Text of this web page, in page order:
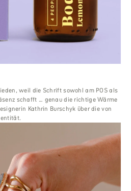
weil die Schrift sowohl am POS als
schafft … genau die richtige Wärme
Kathrin Burschyk über die von